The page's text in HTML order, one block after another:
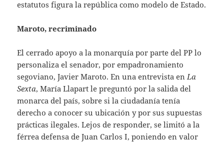
estatutos figura la república como modelo de Estado.
Maroto, recriminado
El cerrado apoyo a la monarquía por parte del PP lo
personaliza el senador, por empadronamiento
segoviano, Javier Maroto. En una entrevista enLa
Sexta, María Llapart le preguntó por la salida del
monarca del país, sobre si la ciudadanía tenía
derecho a conocer su ubicación y por sus supuestas
prácticas ilegales. Lejos de responder, se limitó a la
férrea defensa de Juan Carlos I, poniendo en valor